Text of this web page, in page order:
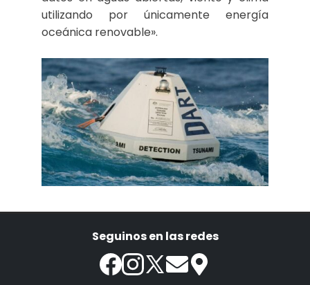
utilizando por únicamente energía
oceánica renovable».
Seguinos en las redes